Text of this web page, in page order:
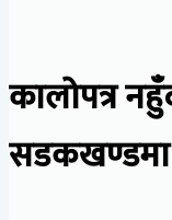
कालोपत्र
सडकखण्डमा